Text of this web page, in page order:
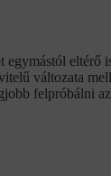
egymástól eltérő
változata
felpróbálni